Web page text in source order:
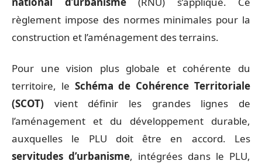
règlement impose des normes minimales pour la
construction et l’aménagement des terrains.
Pour une vision plus globale et cohérente du
territoire, le Schéma de Cohérence Territoriale
(SCOT) vient définir les grandes lignes de
l’aménagement et du développement durable,
auxquelles le PLU doit être en accord. Les
servitudes d’urbanisme, intégrées dans le PLU,